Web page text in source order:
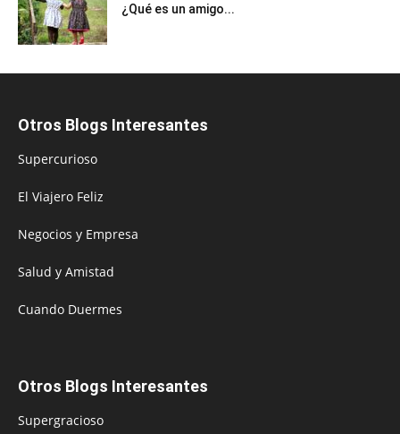
¿Qué es un amigo...
Otros Blogs Interesantes
Supercurioso
El Viajero Feliz
Negocios y Empresa
Salud y Amistad
Cuando Duermes
Otros Blogs Interesantes
Supergracioso